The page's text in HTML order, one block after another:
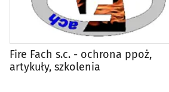
Elektromechanika (9)
Energetyka(22)
Fotografia - usługi(55)
Fire Fach s.c. - ochrona ppoż,
artykuły, szkolenia